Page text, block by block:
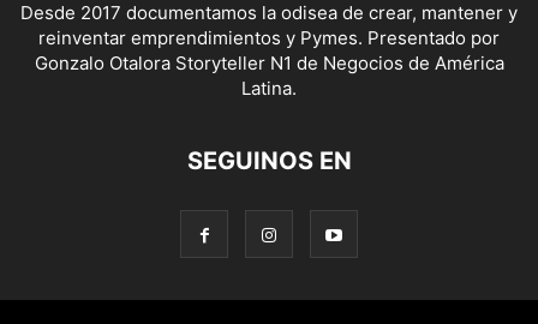
Desde 2017 documentamos la odisea de crear, mantener y
reinventar emprendimientos y Pymes. Presentado por
Gonzalo Otalora Storyteller N1 de Negocios de América
Latina.
SEGUINOS EN